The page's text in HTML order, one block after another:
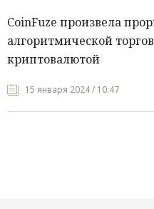
CoinFuze произвела
алгоритмической
криптовалютой
15 января 2024 / 10:47